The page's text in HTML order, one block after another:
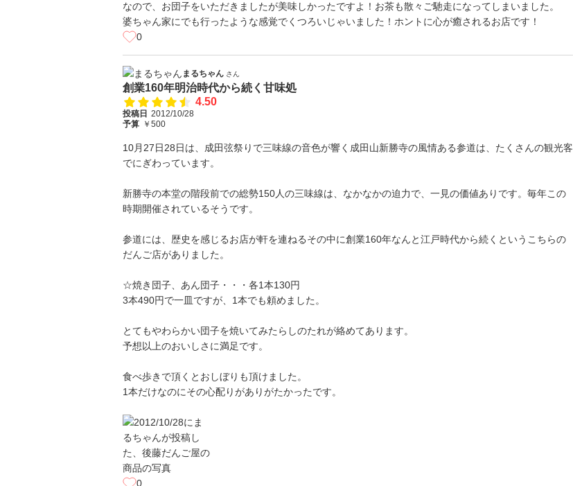
なので、お団子をいただきましたが美味しかったですよ！お茶も散々ご馳走になってしまいました。
婆ちゃん家にでも行ったような感覚でくつろいじゃいました！ホントに心が癒されるお店です！
0
まるちゃん さん
創業160年明治時代から続く甘味処
4.50
投稿日 2012/10/28
予算 ￥500
10月27日28日は、成田弦祭りで三味線の音色が響く成田山新勝寺の風情ある参道は、たくさんの観光客
でにぎわっています。
新勝寺の本堂の階段前での総勢150人の三味線は、なかなかの迫力で、一見の価値ありです。毎年この
時期開催されているそうです。
参道には、歴史を感じるお店が軒を連ねるその中に創業160年なんと江戸時代から続くというこちらの
だんご店がありました。
☆焼き団子、あん団子・・・各1本130円
3本490円で一皿ですが、1本でも頼めました。
とてもやわらかい団子を焼いてみたらしのたれが絡めてあります。
予想以上のおいしさに満足です。
食べ歩きで頂くとおしぼりも頂けました。
1本だけなのにその心配りがありがたかったです。
0